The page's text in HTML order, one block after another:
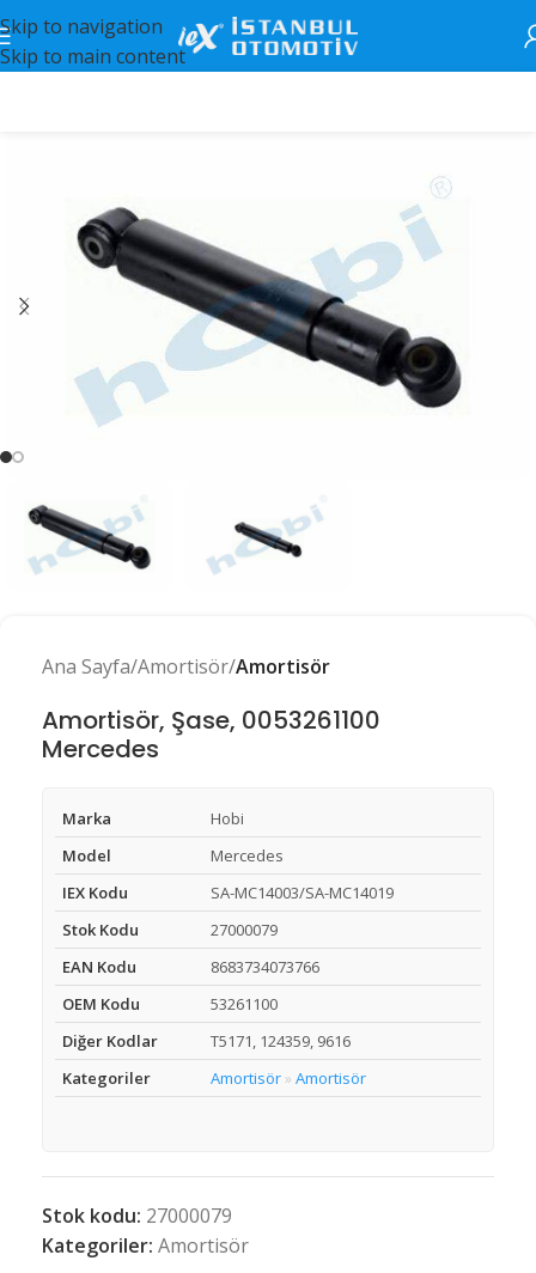
Skip to navigation
Skip to main content
Ana Sayfa Amortisör Amortisör
Amortisör, Şase, 0053261100
Mercedes
Marka
Hobi
Model
Mercedes
IEX Kodu
SA-MC14003/SA-MC14019
Stok Kodu
27000079
EAN Kodu
8683734073766
OEM Kodu
53261100
Diğer Kodlar
T5171, 124359, 9616
Kategoriler
Amortisör » Amortisör
Stok kodu: 27000079
Kategoriler: Amortisör